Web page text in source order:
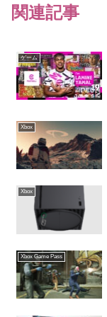
関連記事
ゲーム
Xbox
Xbox
Xbox Game Pass